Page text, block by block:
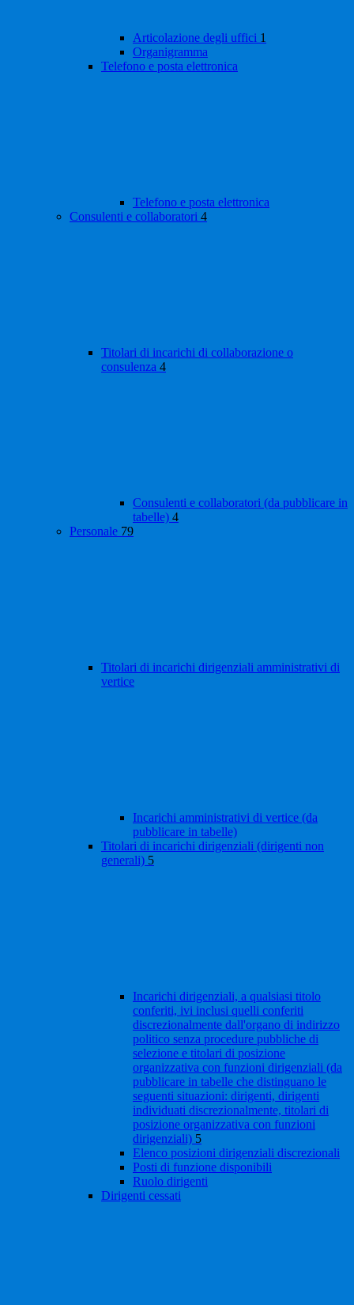
Articolazione degli uffici 1
Organigramma
Telefono e posta elettronica
Telefono e posta elettronica
Consulenti e collaboratori 4
Titolari di incarichi di collaborazione o
consulenza 4
Consulenti e collaboratori (da pubblicare in
tabelle) 4
Personale 79
Titolari di incarichi dirigenziali amministrativi di
vertice
Incarichi amministrativi di vertice (da
pubblicare in tabelle)
Titolari di incarichi dirigenziali (dirigenti non
generali) 5
Incarichi dirigenziali, a qualsiasi titolo
conferiti, ivi inclusi quelli conferiti
discrezionalmente dall'organo di indirizzo
politico senza procedure pubbliche di
selezione e titolari di posizione
organizzativa con funzioni dirigenziali (da
pubblicare in tabelle che distinguano le
seguenti situazioni: dirigenti, dirigenti
individuati discrezionalmente, titolari di
posizione organizzativa con funzioni
dirigenziali) 5
Elenco posizioni dirigenziali discrezionali
Posti di funzione disponibili
Ruolo dirigenti
Dirigenti cessati